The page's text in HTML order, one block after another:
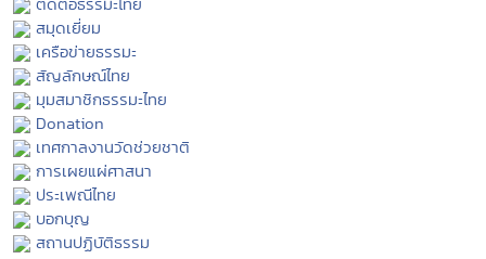
สมุดเยี่ยม
เครือข่ายธรรมะ
สัญลักษณ์ไทย
มุมสมาชิกธรรมะไทย
Donation
เทศกาลงานวัดช่วยชาติ
การเผยแผ่ศาสนา
ประเพณีไทย
บอกบุญ
สถานปฏิบัติธรรม